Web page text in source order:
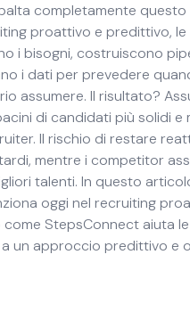
completamente questo
proattivo e predittivo, le
i bisogni, costruiscono
i dati per prevedere
assumere. Il risultato?
di candidati più solidi e
Il rischio di restare
mentre i competitor
talenti. In questo
oggi nel recruiting
come StepsConnect aiuta
un approccio predittivo e